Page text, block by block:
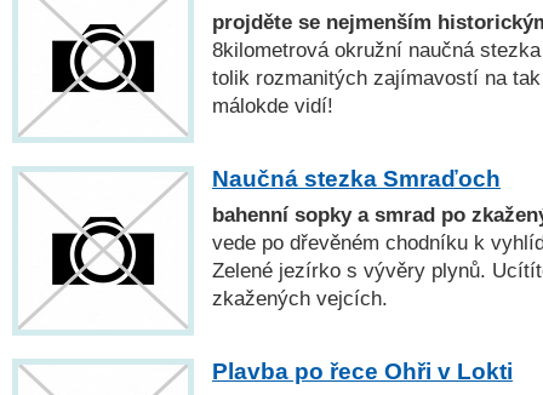
projděte se nejmenším
8kilometrová okružní naučná
tolik rozmanitých zajímavostí na
málokde vidí!
Naučná stezka Smraďoch
bahenní sopky a smrad po
vede po dřevěném chodníku k
Zelené jezírko s vývěry plynů.
zkažených vejcích.
Plavba po řece Ohři v Lokti